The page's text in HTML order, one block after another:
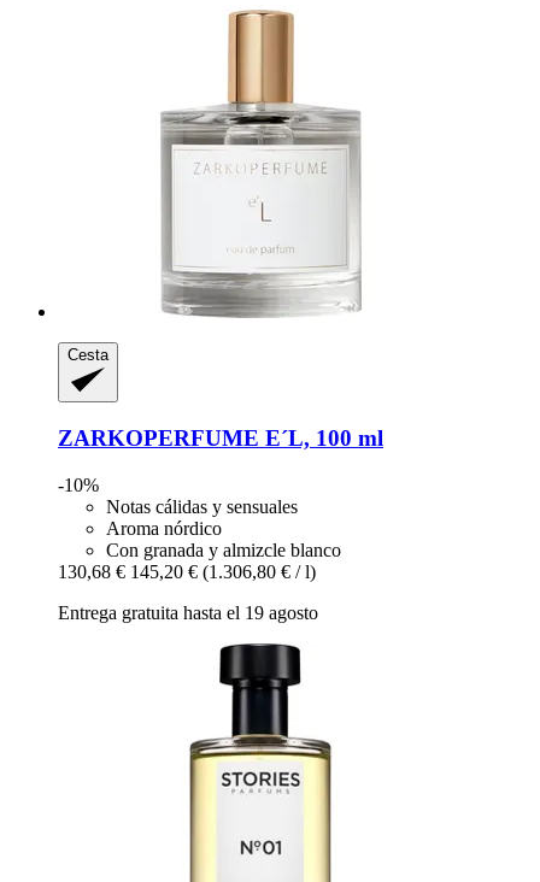
Cesta
ZARKOPERFUME E´L, 100 ml
-10%
Notas cálidas y sensuales
Aroma nórdico
Con granada y almizcle blanco
130,68 € 145,20 € (1.306,80 € / l)
Entrega gratuita hasta el 19 agosto